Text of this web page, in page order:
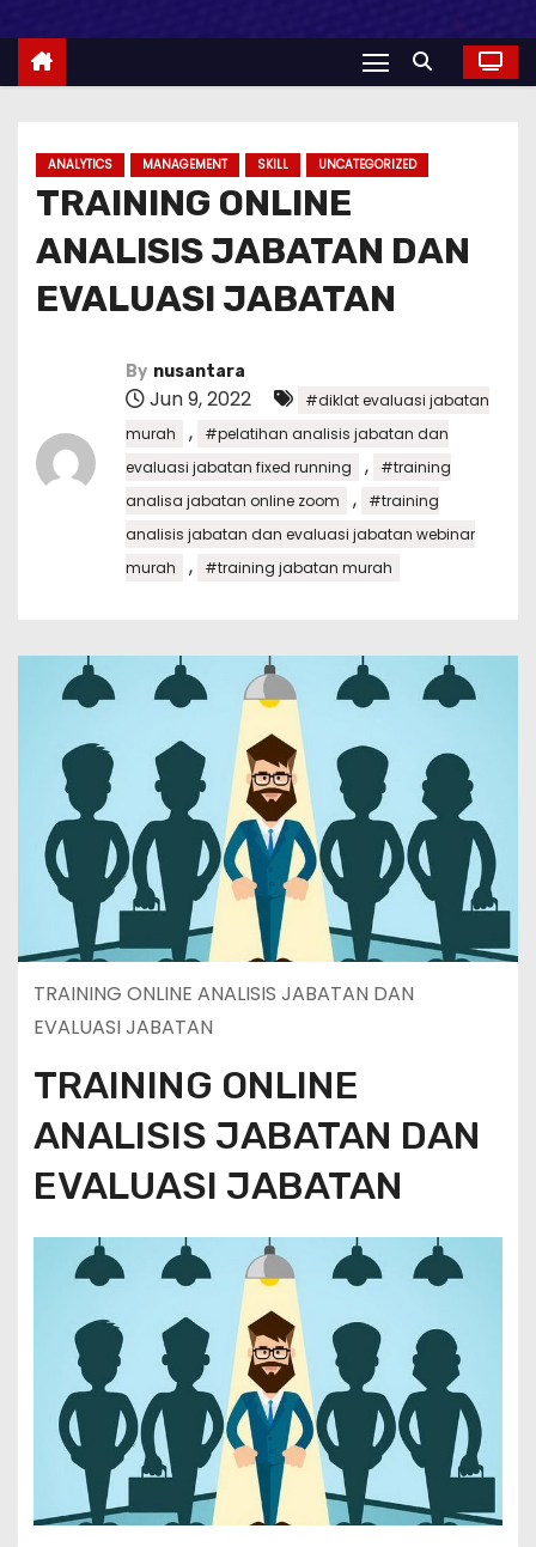
ANALYTICS MANAGEMENT SKILL UNCATEGORIZED
TRAINING ONLINE
ANALISIS JABATAN DAN
EVALUASI JABATAN
By nusantara
Jun 9, 2022
#diklat evaluasi jabatan
murah
,
#pelatihan analisis jabatan dan
evaluasi jabatan fixed running
,
#training
analisa jabatan online zoom
,
#training
analisis jabatan dan evaluasi jabatan webinar
murah
, #training jabatan murah
TRAINING ONLINE ANALISIS JABATAN DAN
EVALUASI JABATAN
TRAINING ONLINE
ANALISIS JABATAN DAN
EVALUASI JABATAN